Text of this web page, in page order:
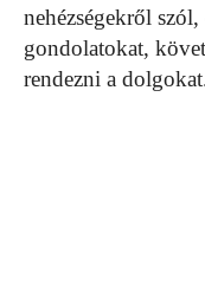
nehézségekről
gondolatokat,
rendezni a